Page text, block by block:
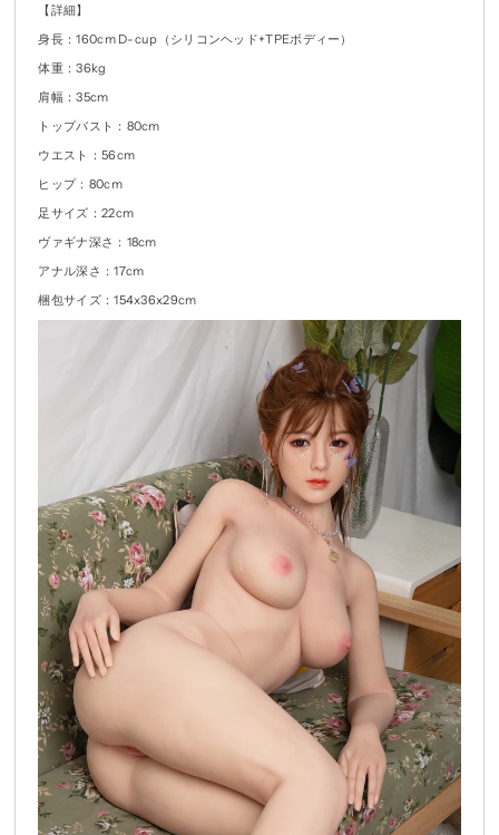
【詳細】
身長：160cm D-cup（ シリコンヘッド+TPEボディー）
体重：36kg
肩幅：35cm
トップバスト：80cm
ウエスト：56cm
ヒップ：80cm
足サイズ：22cm
ヴァギナ深さ：18cm
アナル深さ：17cm
梱包サイズ：154x36x29cm